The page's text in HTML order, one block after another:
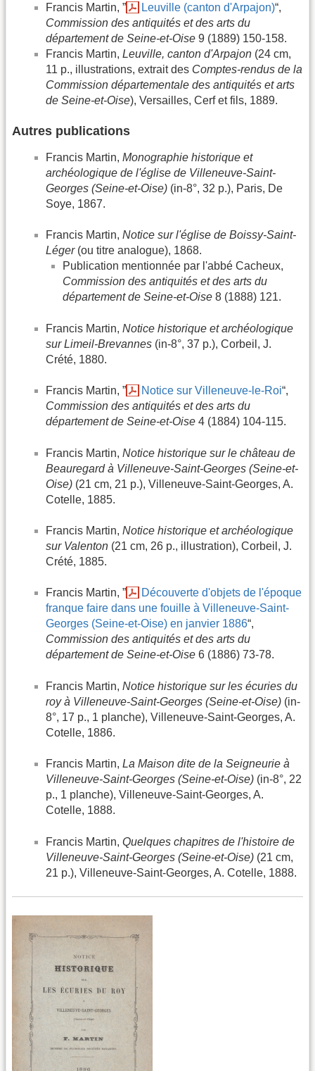
Francis Martin, ” Leuville (canton d'Arpajon)“,
Commission des antiquités et des arts du
département de Seine-et-Oise 9 (1889) 150-158.
Francis Martin, Leuville, canton d'Arpajon (24 cm,
11 p., illustrations, extrait des Comptes-rendus de la
Commission départementale des antiquités et arts
de Seine-et-Oise), Versailles, Cerf et fils, 1889.
Autres publications
Francis Martin, Monographie historique et
archéologique de l'église de Villeneuve-Saint-
Georges (Seine-et-Oise) (in-8°, 32 p.), Paris, De
Soye, 1867.
Francis Martin, Notice sur l'église de Boissy-Saint-
Léger(ou titre analogue), 1868.
Publication mentionnée par l'abbé Cacheux,
Commission des antiquités et des arts du
département de Seine-et-Oise 8 (1888) 121.
Francis Martin, Notice historique et archéologique
sur Limeil-Brevannes (in-8°, 37 p.), Corbeil, J.
Crété, 1880.
Francis Martin, ” Notice sur Villeneuve-le-Roi“,
Commission des antiquités et des arts du
département de Seine-et-Oise 4 (1884) 104-115.
Francis Martin, Notice historique sur le château de
Beauregard à Villeneuve-Saint-Georges (Seine-et-
Oise) (21 cm, 21 p.), Villeneuve-Saint-Georges, A.
Cotelle, 1885.
Francis Martin, Notice historique et archéologique
sur Valenton (21 cm, 26 p., illustration), Corbeil, J.
Crété, 1885.
Francis Martin, ”
Découverte d'objets de l'époque
franque faire dans une fouille à Villeneuve-Saint-
Georges (Seine-et-Oise) en janvier 1886“,
Commission des antiquités et des arts du
département de Seine-et-Oise 6 (1886) 73-78.
Francis Martin, Notice historique sur les écuries du
roy à Villeneuve-Saint-Georges (Seine-et-Oise) (in-
8°, 17 p., 1 planche), Villeneuve-Saint-Georges, A.
Cotelle, 1886.
Francis Martin, La Maison dite de la Seigneurie à
Villeneuve-Saint-Georges (Seine-et-Oise) (in-8°, 22
p., 1 planche), Villeneuve-Saint-Georges, A.
Cotelle, 1888.
Francis Martin, Quelques chapitres de l'histoire de
Villeneuve-Saint-Georges (Seine-et-Oise) (21 cm,
21 p.), Villeneuve-Saint-Georges, A. Cotelle, 1888.